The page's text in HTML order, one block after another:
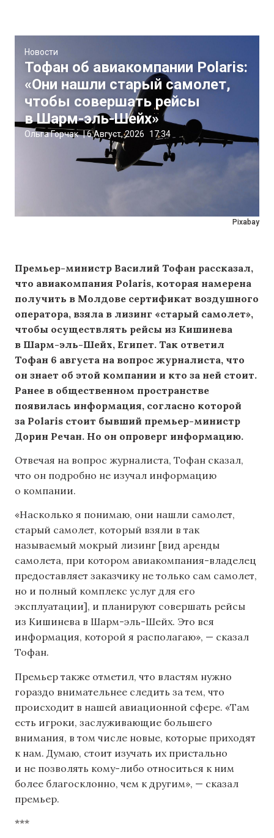
Pixabay
Новости
Тофан об авиакомпании Polaris:
«Они нашли старый самолет,
чтобы совершать рейсы
в Шарм-эль-Шейх»
Ольга Горчак |6 Август, 2026 17:34
Премьер-министр Василий Тофан рассказал,
что авиакомпания Polaris, которая намерена
получить в Молдове сертификат воздушного
оператора, взяла в лизинг «старый самолет»,
чтобы осуществлять рейсы из Кишинева
в Шарм-эль-Шейх, Египет. Так ответил
Тофан 6 августа на вопрос журналиста, что
он знает об этой компании и кто за ней стоит.
Ранее в общественном пространстве
появилась информация, согласно которой
за Polaris стоит бывший премьер-министр
Дорин Речан. Но он опроверг информацию.
Отвечая на вопрос журналиста, Тофан сказал,
что он подробно не изучал информацию
о компании.
«Насколько я понимаю, они нашли самолет,
старый самолет, который взяли в так
называемый мокрый лизинг [вид аренды
самолета, при котором авиакомпания-владелец
предоставляет заказчику не только сам самолет,
но и полный комплекс услуг для его
эксплуатации], и планируют совершать рейсы
из Кишинева в Шарм-эль-Шейх. Это вся
информация, которой я располагаю», — сказал
Тофан.
Премьер также отметил, что властям нужно
гораздо внимательнее следить за тем, что
происходит в нашей авиационной сфере. «Там
есть игроки, заслуживающие большего
внимания, в том числе новые, которые приходят
к нам. Думаю, стоит изучать их пристально
и не позволять кому-либо относиться к ним
более благосклонно, чем к другим», — сказал
премьер.
***